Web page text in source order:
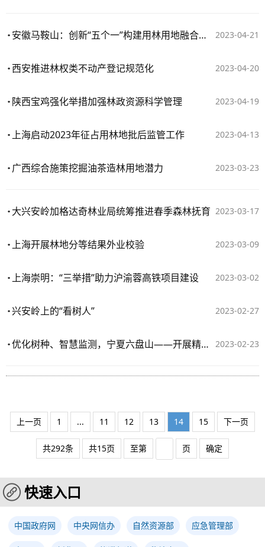
2023-04-21
安徽马鞍山：创新“五个一”构建用林用地融合保障工作机制
2023-04-20
西安推进林权类不动产登记规范化
2023-04-19
陕西宝鸡强化举措加强林政资源科学管理
2023-04-13
上海启动2023年征占用林地批后监管工作
2023-03-23
广西综合施策挖掘油茶造林用地潜力
2023-03-17
大兴安岭加格达奇林业局统筹推进春季森林抚育
2023-03-09
上海开展林地分等结果外业校验
2023-03-02
上海崇明：“三举措”助力沪渝蓉高铁项目建设
2023-02-27
兴安岭上的“看树人”
2023-02-23
优化树种、智慧监测，宁夏六盘山——开展精细管护 提升森林质量
上一页 1 ... 11 12 13 14 15 下一页
共292条 共15页 至第 页 确定
快速入口
中国政府网 中央网信办 自然资源部 应急管理部